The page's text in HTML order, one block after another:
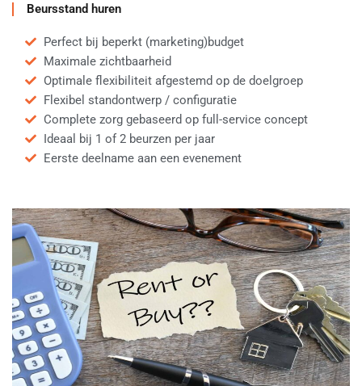
Beursstand huren
Perfect bij beperkt (marketing)budget
Maximale zichtbaarheid
Optimale flexibiliteit afgestemd op de doelgroep
Flexibel standontwerp / configuratie
Complete zorg gebaseerd op full-service concept
Ideaal bij 1 of 2 beurzen per jaar
Eerste deelname aan een evenement